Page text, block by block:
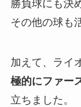
勝負球にも決
その他の球も
加えて、ライ
極的にファー
立ちました。